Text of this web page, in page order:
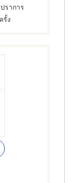
ราการ
รั้ง